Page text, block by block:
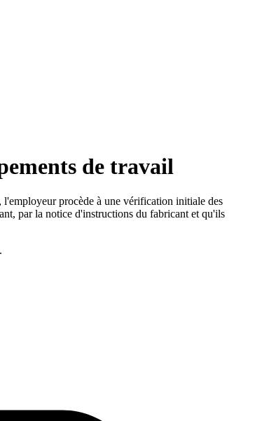
de travail
l'employeur procède à une vérification initiale des
par la notice d'instructions du fabricant et qu'ils